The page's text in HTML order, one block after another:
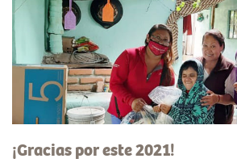
¡Gracias por este 2021!